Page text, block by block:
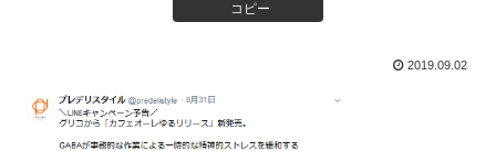
コピー
2019.09.02